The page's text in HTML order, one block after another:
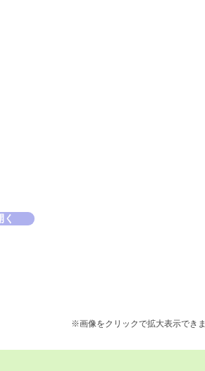
※画像をクリックで拡大表示できま